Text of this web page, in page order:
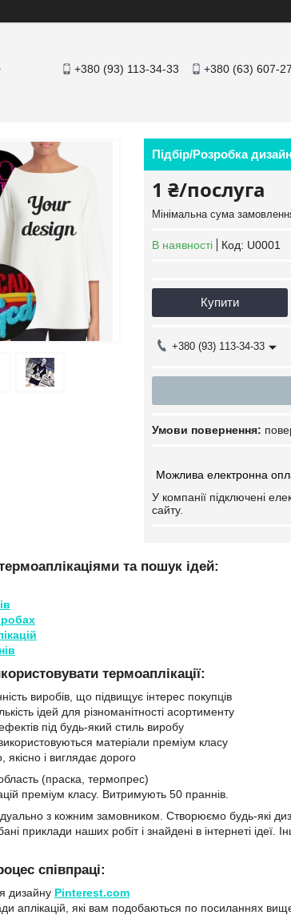
+380 (93) 113-34-33 +380 (63) 607-
Підбір/Розробка
1 ₴/послуга
Мінімальна сума
В наявності Код: U0001
Купити
+380 (93) 113-34-33
У компанії підключені
сайту.
та пошук ідей:
термоаплікації:
виробів, що підвищує інтерес покупців
ідей для різноманітності асортименту
під будь-який стиль виробу
матеріали преміум класу
якісно і виглядає дорого
(праска, термопрес)
преміум класу. Витримують 50 праннів.
з кожним замовником. Створюємо будь-які
приклади наших робіт і знайдені в інтернеті
співпраці:
дизайну Pinterest.com
аплікацій, які вам подобаються по посиланнях